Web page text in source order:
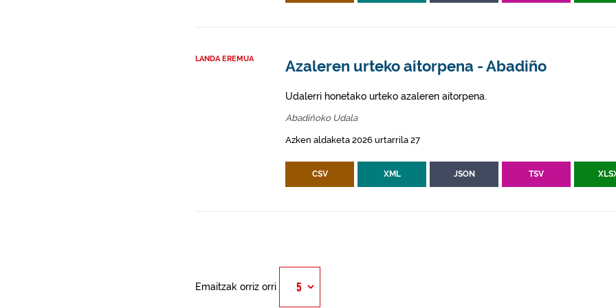
LANDA EREMUA Azaleren urteko aitorpena - Abadiño
Udalerri honetako urteko azaleren aitorpena.
Abadiñoko Udala
Azken aldaketa 2026 urtarrila 27
CSV XML JSON TSV
Emaitzak orriz orri